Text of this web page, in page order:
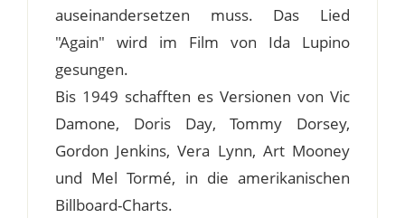
auseinandersetzen muss. Das Lied
"Again" wird im Film von Ida Lupino
gesungen.
Bis 1949 schafften es Versionen von Vic
Damone, Doris Day, Tommy Dorsey,
Gordon Jenkins, Vera Lynn, Art Mooney
und Mel Tormé, in die amerikanischen
Billboard-Charts.